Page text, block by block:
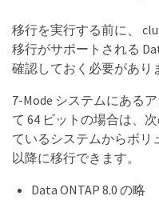
移行を実行する前に、
移行がサポートされる
確認しておく必要があり
7-Mode システムにある
て 64 ビットの場合は、
ているシステムからボリ
以降に移行できます。
Data ONTAP 8.0 の略